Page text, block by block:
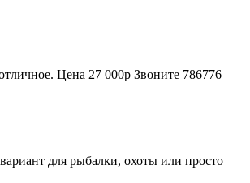
Цена 27 000р Звоните 786776
для рыбалки, охоты или просто